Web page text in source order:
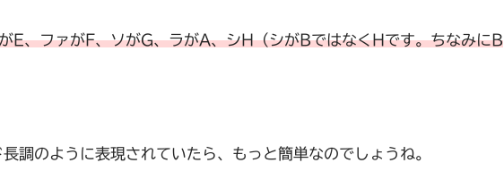
E、ファがF、ソがG、ラがA、シH（シがBではなくHです。ちなみにB
調のように表現されていたら、もっと簡単なのでしょうね。